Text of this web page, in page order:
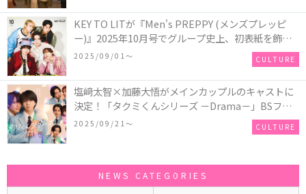
KEY TO LITが『Men's PREPPY (メンズプレッピ
ー)』2025年10月号でグループ史上、初表紙を飾
る！高橋恭平(なにわ男子)はネクタイ＆ジャケッ
ト、リムレスメガネを身に着けたCoolな姿で登場
2025/09/01〜 CULTURE
塩﨑太智×加藤大悟がメインカップルのキャストに
決定！「タクミくんシリーズ －Drama－」BSフ
ジ・FODにて放送＆独占配信決定！シリーズ累計
500万部を超える大人気BL小説、初の連続ドラマ
2025/09/21〜 CULTURE
NEWS CATEGORIES